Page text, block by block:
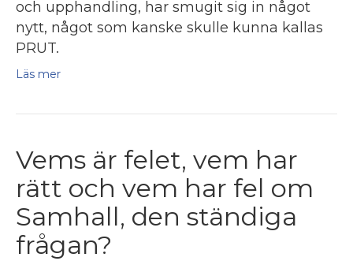
och upphandling, har smugit sig in något
nytt, något som kanske skulle kunna kallas
PRUT.
Läs mer
Vems är felet, vem har
rätt och vem har fel om
Samhall, den ständiga
frågan?